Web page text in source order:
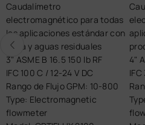
Caudalímetro
electromagnético para todas
las aplicaciones estándar con
agua y aguas residuales
3" ASME B 16.5 150 lb RF
IFC 100 C / 12-24 V DC
Rango de Flujo GPM: 10-800
Type: Electromagnetic
flowmeter
4"